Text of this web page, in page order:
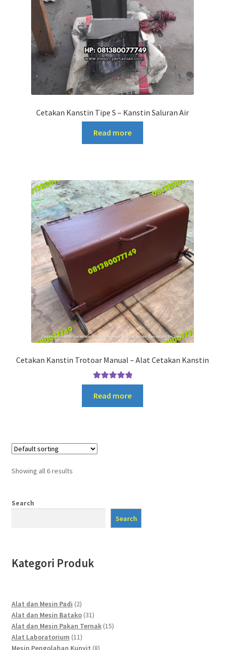
Cetakan Kanstin Tipe S – Kanstin Saluran Air
Read more
Cetakan Kanstin Trotoar Manual – Alat Cetakan Kanstin
Rated5.00
out of 5
Read more
Showing all 6 results
Search
Search
Kategori Produk
Alat dan Mesin Padi 22
products
Alat dan Mesin Batako 3131
products
Alat dan Mesin Pakan Ternak 1515
Alat Laboratorium 1111
products
Mesin Pengolahan Kunyit 88